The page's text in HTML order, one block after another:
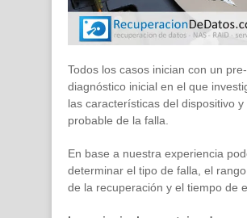
Todos los casos inician con un pre-
diagnóstico inicial en el que
las características del dispositivo y
probable de la falla.
En base a nuestra experiencia
determinar el tipo de falla, el
de la recuperación y el tiempo de